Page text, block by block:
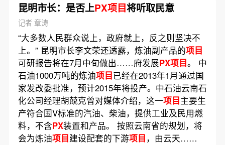
昆明市长：是否上PX项目将听取民意
记者 章涛
“大多数人民群众说上，政府就上，反之则坚决不
上。” 昆明市长李文荣还透露，炼油副产品的项目
可研报告将在7月中旬做出……府发展PX项目。 中
石油1000万吨的炼油项目已经在2013年1月通过国
家发改委批准，预计2015年将投产。中石油云南石
化公司经理胡兢克曾对媒体介绍，这一项目主要生
产符合国V标准的汽油、柴油，提供工业及民用燃
料，不含PX装置和产品。 按照云南省的规划，将
会为炼油项目建设配套的下游项目 ，由云天……